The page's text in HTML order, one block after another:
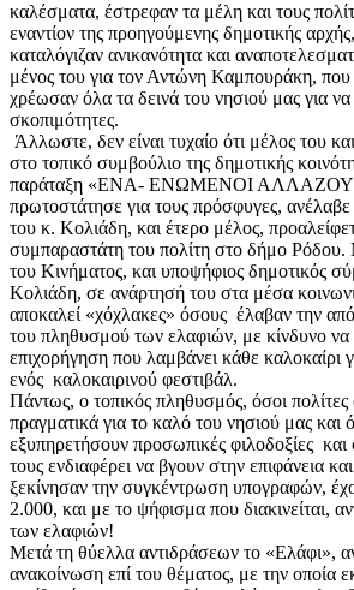
καλέσματα, έστρεφαν τα μέλη και τους
εναντίον της προηγούμενης δημοτικής
καταλόγιζαν ανικανότητα και
μένος του για τον Αντώνη Καμπουράκη,
χρέωσαν όλα τα δεινά του νησιού μας για
σκοπιμότητες.
Άλλωστε, δεν είναι τυχαίο ότι μέλος του
στο τοπικό συμβούλιο της δημοτικής
παράταξη «ΕΝΑ- ΕΝΩΜΕΝΟΙ
πρωτοστάτησε για τους πρόσφυγες, ανέλαβε
του κ. Κολιάδη, και έτερο μέλος,
συμπαραστάτη του πολίτη στο δήμο Ρόδου.
του Κινήματος, και υποψήφιος δημοτικός
Κολιάδη, σε ανάρτησή του στα μέσα
αποκαλεί «χόχλακες» όσους έλαβαν την
του πληθυσμού των ελαφιών, με κίνδυνο να
επιχορήγηση που λαμβάνει κάθε καλοκαίρι
ενός καλοκαιρινού φεστιβάλ.
Πάντως, ο τοπικός πληθυσμός, όσοι πολίτες
πραγματικά για το καλό του νησιού μας και
εξυπηρετήσουν προσωπικές φιλοδοξίες και
τους ενδιαφέρει να βγουν στην επιφάνεια
ξεκίνησαν την συγκέντρωση υπογραφών,
2.000, και με το ψήφισμα που διακινείται,
των ελαφιών!
Μετά τη θύελλα αντιδράσεων το «Ελάφι»,
ανακοίνωση επί του θέματος, με την οποία